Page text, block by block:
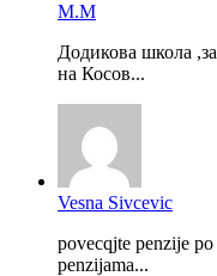
М.М
Додикова школа
на Косов...
Vesna Sivcevic
povecqjte penzije
penzijama...